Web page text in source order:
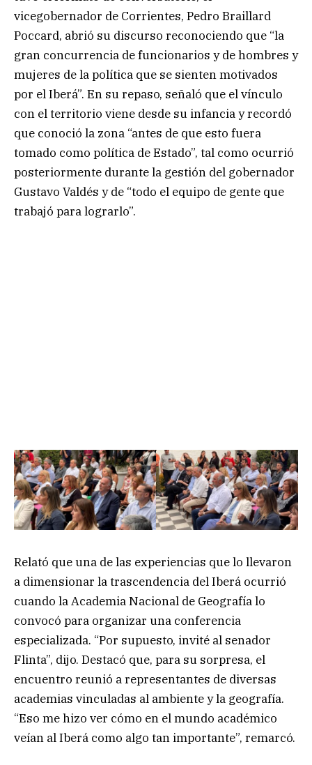
vicegobernador de Corrientes, Pedro Braillard
Poccard, abrió su discurso reconociendo que “la
gran concurrencia de funcionarios y de hombres y
mujeres de la política que se sienten motivados
por el Iberá”. En su repaso, señaló que el vínculo
con el territorio viene desde su infancia y recordó
que conoció la zona “antes de que esto fuera
tomado como política de Estado”, tal como ocurrió
posteriormente durante la gestión del gobernador
Gustavo Valdés y de “todo el equipo de gente que
trabajó para lograrlo”.
Relató que una de las experiencias que lo llevaron
a dimensionar la trascendencia del Iberá ocurrió
cuando la Academia Nacional de Geografía lo
convocó para organizar una conferencia
especializada. “Por supuesto, invité al senador
Flinta”, dijo. Destacó que, para su sorpresa, el
encuentro reunió a representantes de diversas
academias vinculadas al ambiente y la geografía.
“Eso me hizo ver cómo en el mundo académico
veían al Iberá como algo tan importante”, remarcó.